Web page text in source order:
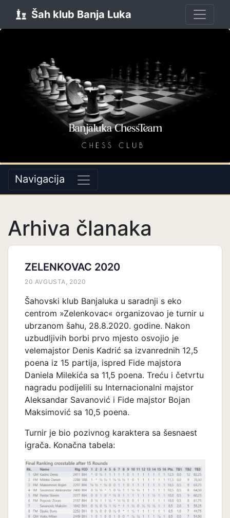
Šah klub Banja Luka
Navigacija
Arhiva članaka
ZELENKOVAC 2020
20 AVGUSTA, 2020
Šahovski klub Banjaluka u saradnji s eko
centrom »Zelenkovac« organizovao je turnir u
ubrzanom šahu, 28.8.2020. godine. Nakon
uzbudljivih borbi prvo mjesto osvojio je
velemajstor Denis Kadrić sa izvanrednih 12,5
poena iz 15 partija, ispred Fide majstora
Daniela Milekića sa 11,5 poena. Treću i četvrtu
nagradu podijelili su Internacionalni majstor
Aleksandar Savanović i Fide majstor Bojan
Maksimović sa 10,5 poena.
Turnir je bio pozivnog karaktera sa šesnaest
igrača. Konačna tabela: